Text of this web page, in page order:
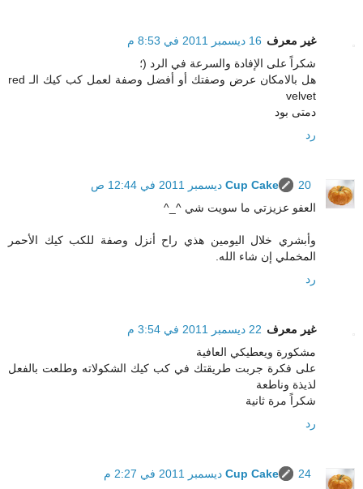
غير معرف 16 ديسمبر 2011 في 8:53 م
شكراً على الإفادة والسرعة في الرد (؛
هل بالامكان عرض وصفتك أو أفضل وصفة لعمل كب كيك الـ red
velvet
دمتى بود
رد
Cup Cake
20 ديسمبر 2011 في 12:44 ص
العفو عزيزتي ما سويت شي ^_^
وأبشري خلال اليومين هذي راح أنزل وصفة للكب كيك الأحمر
المخملي إن شاء الله.
رد
غير معرف 22 ديسمبر 2011 في 3:54 م
مشكورة ويعطيكي العافية
على فكرة جربت طريقتك في كب كيك الشكولاته وطلعت بالفعل
لذيذة وناطعة
شكراً مرة ثانية
رد
Cup Cake
24 ديسمبر 2011 في 2:27 م